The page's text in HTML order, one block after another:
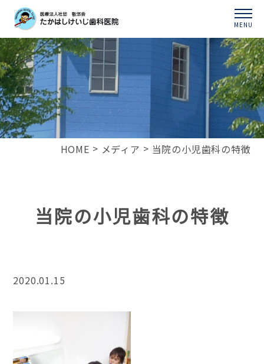
MENU
HOME メディア 当院の小児歯科の特徴
当院の小児歯科の特徴
2020.01.15